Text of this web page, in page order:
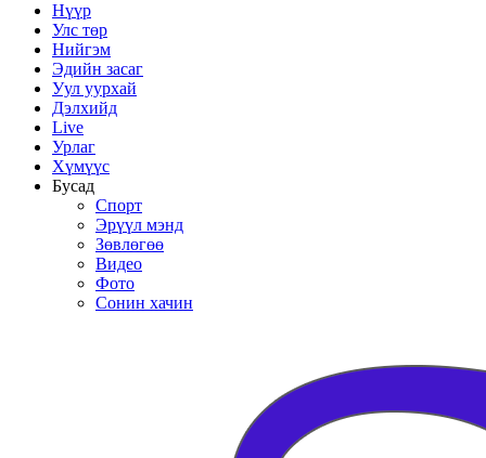
Нүүр
Улс төр
Нийгэм
Эдийн засаг
Уул уурхай
Дэлхийд
Live
Урлаг
Хүмүүс
Бусад
Спорт
Эрүүл мэнд
Зөвлөгөө
Видео
Фото
Сонин хачин